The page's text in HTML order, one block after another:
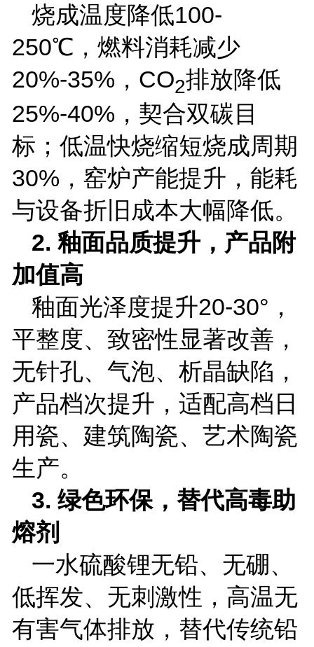
烧成温度降低100-
250℃，燃料消耗减少
20%-35% ， CO2排放降低
25%-40% ，契合双碳目
标；低温快烧缩短烧成周期
30% ，窑炉产能提升，能耗
与设备折旧成本大幅降低。
2.釉面品质提升，产品附
加值高
釉面光泽度提升20-30°，
平整度、致密性显著改善，
无针孔、气泡、析晶缺陷，
产品档次提升，适配高档日
用瓷、建筑陶瓷、艺术陶瓷
生产。
3.绿色环保，替代高毒助
熔剂
一水硫酸锂无铅、无硼、
低挥发、无刺激性，高温无
有害气体排放，替代传统铅